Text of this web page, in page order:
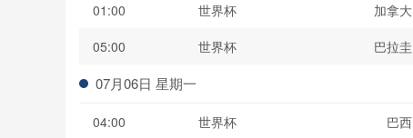
01:00 世界杯 加拿大
05:00
世界杯 巴拉圭
07月06日 星期一
04:00 世界杯 巴西